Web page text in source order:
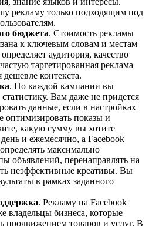
рекламу только подходящим под
бюджета. Стоимость рекламы
к ключевым словам и местам
аудитория, качество
таргетированная реклама
дешевле контекста.
. По каждой кампании вы
Вам даже не придется
данные, если в настройках
оптимизировать показы и
какую сумму вы хотите
и ежемесячно, а Facebook
максимально
объявлений, перенаправлять на
неэффективные креативы. Вы
в рамках заданного
. Рекламу на Facebook
владельцы бизнеса, которые
продвижением товаров и услуг. В